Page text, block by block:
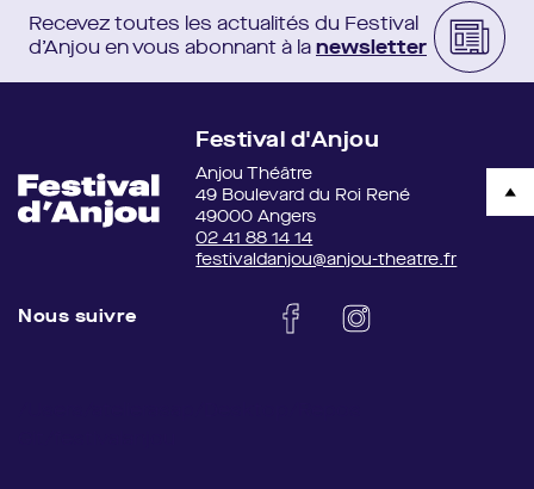
Hippolyte Leblanc
VidéoManon Sabatier
Soutien Théâtre Monfort, Festival Fragments, Salmanazar
Administratrice de production Virginie Hammel / Le Petit Bureau
Christophe Raynaud de Lage
Recevez toutes les actualités du Festival
d’Anjou en vous abonnant à la newsletter
Festival d'Anjou
Anjou Théâtre
49 Boulevard du Roi René
49000 Angers
02 41 88 14 14
festivaldanjou@anjou-theatre.fr
Nous suivre